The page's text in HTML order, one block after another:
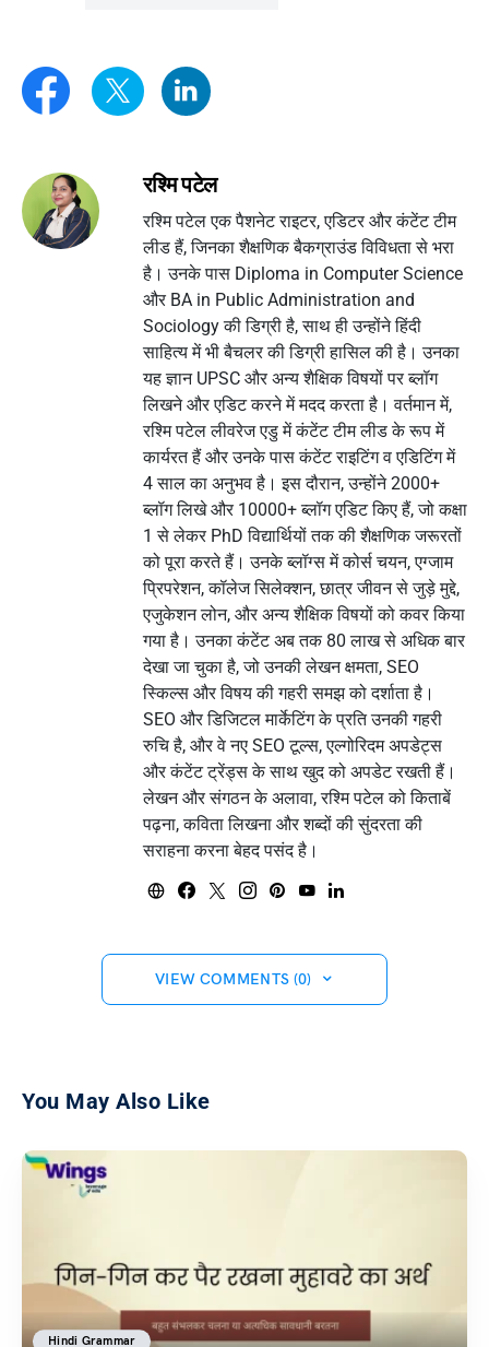
रश्मि पटेल
रश्मि पटेल एक पैशनेट राइटर, एडिटर और कंटेंट टीम
लीड हैं, जिनका शैक्षणिक बैकग्राउंड विविधता से भरा
है। उनके पास Diploma in Computer Science
और BA in Public Administration and
Sociology की डिग्री है, साथ ही उन्होंने हिंदी
साहित्य में भी बैचलर की डिग्री हासिल की है। उनका
यह ज्ञान UPSC और अन्य शैक्षिक विषयों पर ब्लॉग
लिखने और एडिट करने में मदद करता है। वर्तमान में,
रश्मि पटेल लीवरेज एडु में कंटेंट टीम लीड के रूप में
कार्यरत हैं और उनके पास कंटेंट राइटिंग व एडिटिंग में
4 साल का अनुभव है। इस दौरान, उन्होंने 2000+
ब्लॉग लिखे और 10000+ ब्लॉग एडिट किए हैं, जो कक्षा
1 से लेकर PhD विद्यार्थियों तक की शैक्षणिक जरूरतों
को पूरा करते हैं। उनके ब्लॉग्स में कोर्स चयन, एग्जाम
प्रिपरेशन, कॉलेज सिलेक्शन, छात्र जीवन से जुड़े मुद्दे,
एजुकेशन लोन, और अन्य शैक्षिक विषयों को कवर किया
गया है। उनका कंटेंट अब तक 80 लाख से अधिक बार
देखा जा चुका है, जो उनकी लेखन क्षमता, SEO
स्किल्स और विषय की गहरी समझ को दर्शाता है।
SEO और डिजिटल मार्केटिंग के प्रति उनकी गहरी
रुचि है, और वे नए SEO टूल्स, एल्गोरिदम अपडेट्स
और कंटेंट ट्रेंड्स के साथ खुद को अपडेट रखती हैं।
लेखन और संगठन के अलावा, रश्मि पटेल को किताबें
पढ़ना, कविता लिखना और शब्दों की सुंदरता की
सराहना करना बेहद पसंद है।
VIEW COMMENTS (0)
You May Also Like
Hindi Grammar